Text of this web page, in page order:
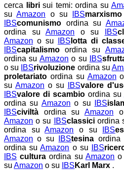
cerca librisui temi:ordina su
suAmazon o su IBSmarxismo
IBScomunismo ordina su
ordina su Amazon o su IBS
Amazon o su IBS lotta di
IBScapitalismo ordina su
ordina su Amazon o su IBS
o su
IBSrivoluzione ordina su
proletariato ordina su Amazon
su Amazon o su IBSvalore
IBSvalore di scambio ordina su
ordina su Amazon o su IBS
IBSciviltà ordina su Amazon
Amazon o su IBSclassici ordina
ordina suAmazon o su IBS
Amazon o su IBStesina ordina
ordina suAmazon o su IBS
IBS cultura ordina su Amazon o
su Amazon o su IBS Karl Marx .